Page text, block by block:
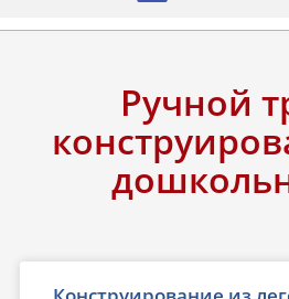
Ручной